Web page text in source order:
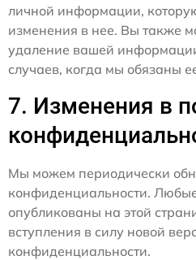
личной информации,
изменения в нее. Вы также
удаление вашей
случаев, когда мы обязаны
7. Изменения в
Мы можем периодически
конфиденциальности.
опубликованы на этой
вступления в силу новой
конфиденциальности.